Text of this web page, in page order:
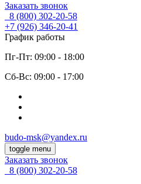
Заказать звонок
8 (800) 302-20-58
+7 (926) 346-20-41
График работы
Пг-Пт: 09:00 - 18:00
Cб-Вс: 09:00 - 17:00
budo-msk@yandex.ru
toggle menu
Заказать звонок
8 (800) 302-20-58